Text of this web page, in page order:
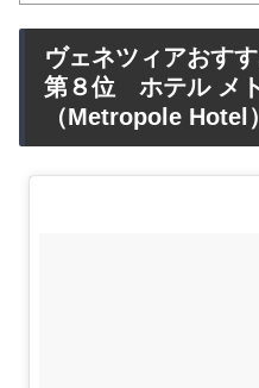
ヴェネツィアおす
第８位 ホテル メ
（Metropole Hotel）